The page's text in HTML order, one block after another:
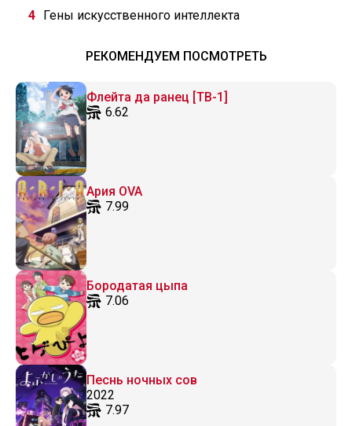
Гены искусственного интеллекта
РЕКОМЕНДУЕМ ПОСМОТРЕТЬ
Флейта да ранец [ТВ-1]
6.62
Ария OVA
7.99
Бородатая цыпа
7.06
Песнь ночных сов
2022
7.97